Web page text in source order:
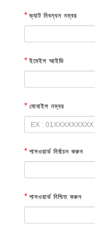
* ভ্যাট নিবন্ধন নম্বর
* ইমেইল আইডি
* মোবাইল নম্বর
* পাসওয়ার্ড নির্বাচন করুন
* পাসওয়ার্ড নিশ্চিত করুন